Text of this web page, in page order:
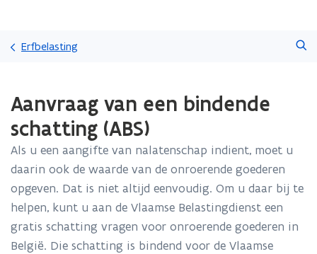
gaan
Erfbelasting
met
laden.
bevindt
zich
op:
Aanvraag
van
bindende
schatting
Aanvraag van een bindende
schatting (ABS)
Als u een aangifte van nalatenschap indient, moet u
daarin ook de waarde van de onroerende goederen
opgeven. Dat is niet altijd eenvoudig. Om u daar bij te
helpen, kunt u aan de Vlaamse Belastingdienst een
gratis schatting vragen voor onroerende goederen in
België. Die schatting is bindend voor de Vlaamse